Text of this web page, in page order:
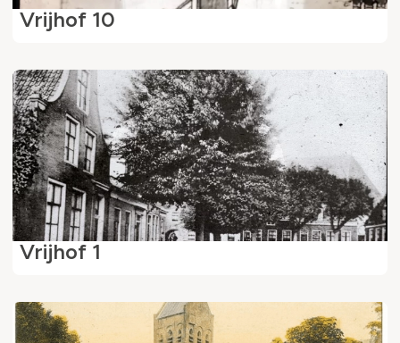
Vrijhof 10
Vrijhof 1